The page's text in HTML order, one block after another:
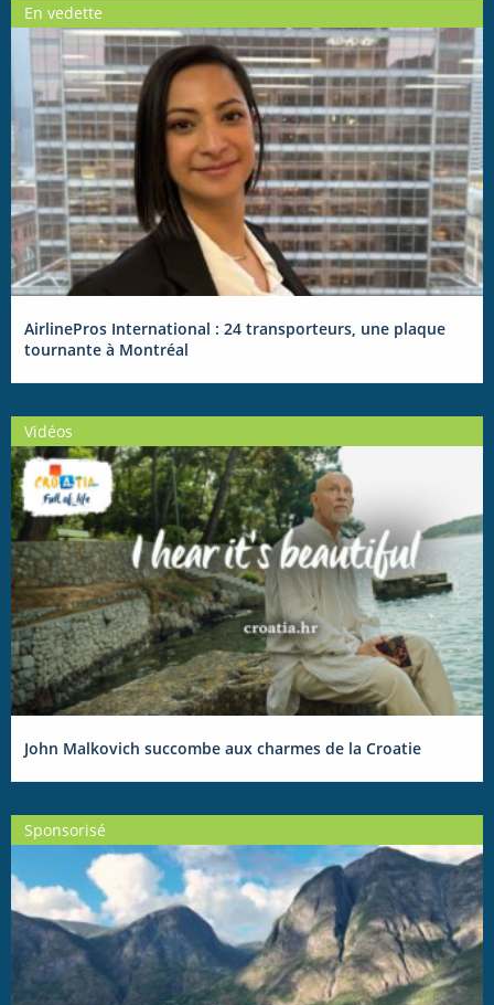
En vedette
AirlinePros International : 24 transporteurs, une plaque
tournante à Montréal
Vidéos
John Malkovich succombe aux charmes de la Croatie
Sponsorisé